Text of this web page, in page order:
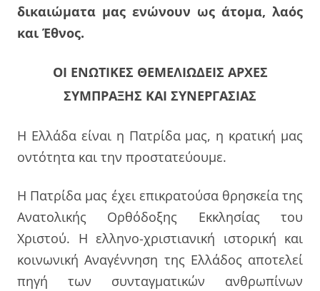
δικαιώματα μας ενώνουν ως άτομα, λαός
και Έθνος.
ΟΙ ΕΝΩΤΙΚΕΣ ΘΕΜΕΛΙΩΔΕΙΣ ΑΡΧΕΣ
ΣΥΜΠΡΑΞΗΣ ΚΑΙ ΣΥΝΕΡΓΑΣΙΑΣ
Η Ελλάδα είναι η Πατρίδα μας, η κρατική μας
οντότητα και την προστατεύουμε.
Η Πατρίδα μας έχει επικρατούσα θρησκεία της
Ανατολικής Ορθόδοξης Εκκλησίας του
Χριστού. Η ελληνο-χριστιανική ιστορική και
κοινωνική Αναγέννηση της Ελλάδος αποτελεί
πηγή των συνταγματικών ανθρωπίνων